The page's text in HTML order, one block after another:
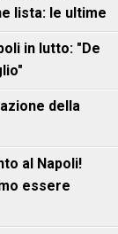
lista: le ultime
in lutto: "De
della
al Napoli!
essere